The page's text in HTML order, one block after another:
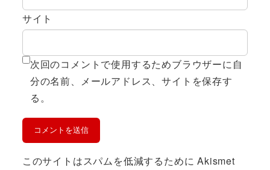
サイト
次回のコメントで使用するためブラウザーに自
分の名前、メールアドレス、サイトを保存す
る。
このサイトはスパムを低減するために Akismet